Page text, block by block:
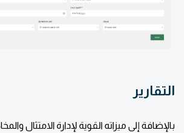
التقارير
بالإضافة إلى ميزاته القوية لإدارة الامتثال